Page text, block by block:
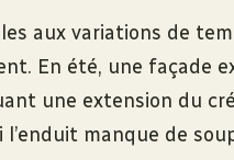
aux variations de
En été, une façade
une extension du
manque de